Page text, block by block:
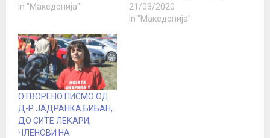
лекари да го зголемат
луѓево во Македонија.
„Матичните лекари
треба да се свесни
колку е важно да се
зголеми опфатот на
вакцинацијата. Тоа
треба да го прават…
In "Македонија"
некаква корелација со
веќе познати случаи. Во
21/03/2020
In "Македонија"
ОТВОРЕНО ПИСМО ОД
Д-Р ЈАДРАНКА БИБАН,
ДО СИТЕ ЛЕКАРИ,
ЧЛЕНОВИ НА